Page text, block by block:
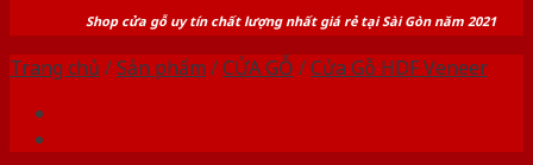
Shop cửa gỗ uy tín chất lượng nhất giá rẻ tại Sài Gòn năm 2021
Trang chủ /Sản phẩm /CỬA GỖ /Cửa Gỗ HDF Veneer